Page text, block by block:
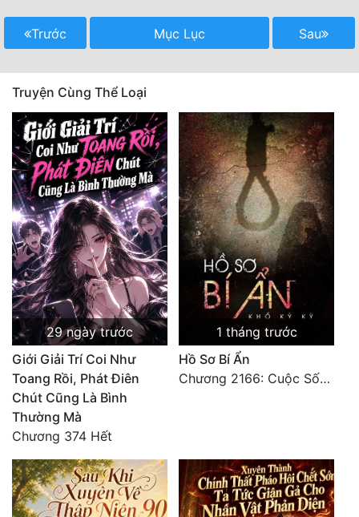
Trước Mục Lục Sau
Truyện Cùng Thể Loại
29 ngày trước
Giới Giải Trí Coi Như
Toang Rồi, Phát Điên
Chút Cũng Là Bình
Thường Mà
Chương 374 Hết
1 tháng trước
Hồ Sơ Bí Ẩn
Chương 2166: Cuộc Sống (Hoàn)